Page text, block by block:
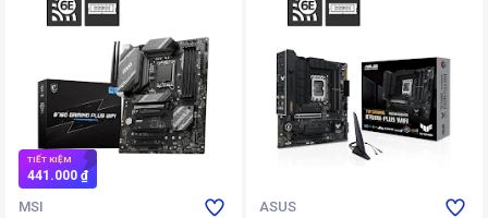
TIẾT KIỆM
441.000 ₫
MSI ASUS